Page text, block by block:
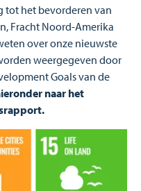
tot het bevorderen van
Fracht Noord-Amerika
over onze nieuwste
weergegeven door
Goals van de
naar het